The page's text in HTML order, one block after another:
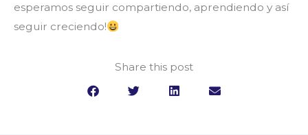
esperamos seguir compartiendo, aprendiendo y así
seguir creciendo!
Share this post